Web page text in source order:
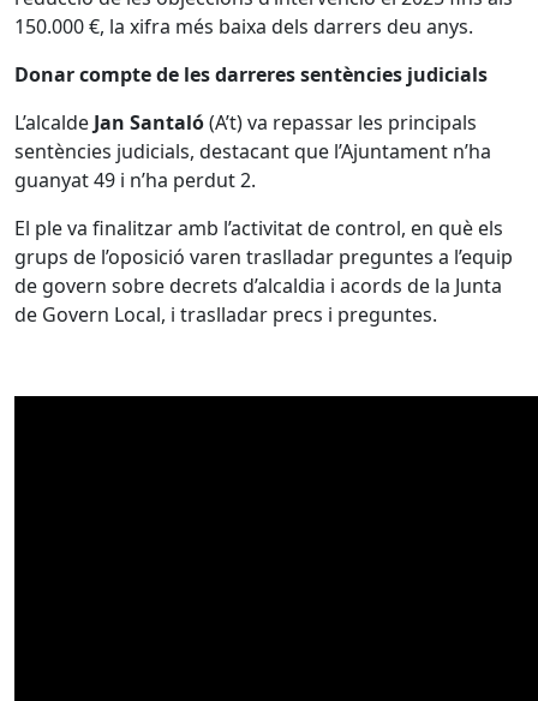
150.000 €, la xifra més baixa dels darrers deu anys.
Donar compte de les darreres sentències judicials
L’alcaldeJan Santaló(A’t) va repassar les principals
sentències judicials, destacant que l’Ajuntament n’ha
guanyat 49 i n’ha perdut 2.
El ple va finalitzar amb l’activitat de control, en què els
grups de l’oposició varen traslladar preguntes a l’equip
de govern sobre decrets d’alcaldia i acords de la Junta
de Govern Local, i traslladar precs i preguntes.